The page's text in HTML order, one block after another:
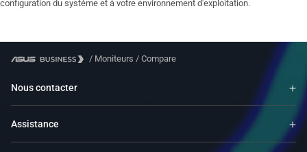
configuration du système et à votre environnement d'exploitation.
/ Moniteurs / Compare
Nous contacter
Assistance